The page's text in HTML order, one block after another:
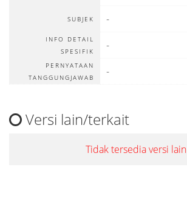
SUBJEK -
INFO DETAIL
SPESIFIK
-
PERNYATAAN
TANGGUNGJAWAB
-
Versi lain/terkait
Tidak tersedia versi lain